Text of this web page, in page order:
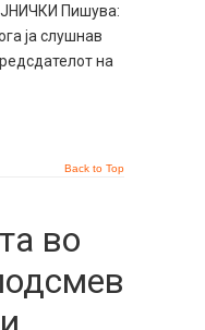
Пишува:
ја слушнав
на
Back to Top
во